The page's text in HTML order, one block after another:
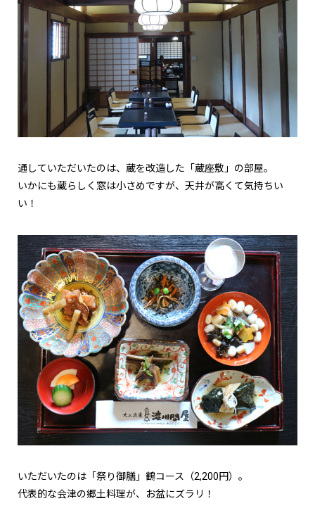
通していただいたのは、蔵を改造した「蔵座敷」の部屋。
いかにも蔵らしく窓は小さめですが、天井が高くて気持ちい
い！
いただいたのは「祭り御膳」鶴コース（2,200円）。
代表的な会津の郷土料理が、お盆にズラリ！